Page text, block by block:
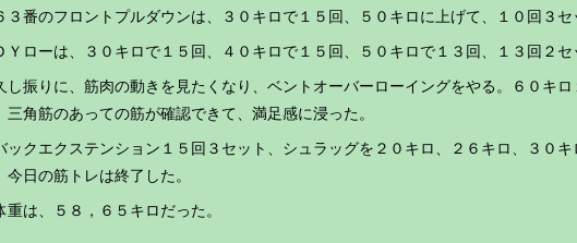
番のフロントプルダウンは、３０キロで１５回、５０キロに上げて、１０回３セ
ローは、３０キロで１５回、４０キロで１５回、５０キロで１３回、１３回２セ
振りに、筋肉の動きを見たくなり、ベントオーバーローイングをやる。６０キロ
三角筋のあっての筋が確認できて、満足感に浸った。
クエクステンション１５回３セット、シュラッグを２０キロ、２６キロ、３０
今日の筋トレは終了した。
は、５８，６５キロだった。